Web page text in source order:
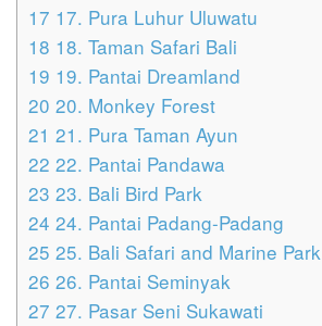
17 17. Pura Luhur Uluwatu
18 18. Taman Safari Bali
19 19. Pantai Dreamland
20 20. Monkey Forest
21 21. Pura Taman Ayun
22 22. Pantai Pandawa
23 23. Bali Bird Park
24 24. Pantai Padang-Padang
25 25. Bali Safari and Marine Park
26 26. Pantai Seminyak
27 27. Pasar Seni Sukawati